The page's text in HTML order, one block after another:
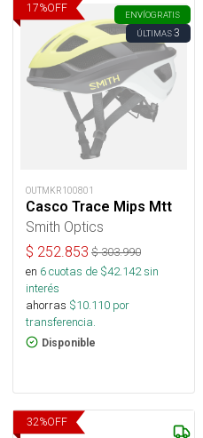
17%OFF
ENVÍOGRATIS
ÚLTIMAS3
OUTMKR100801
Casco Trace Mips Mtt
Smith Optics
$ 252.853 $303.990
en 6cuotas de $42.142sin
interés
ahorras $10.110 por
transferencia.
Disponible
32%OFF